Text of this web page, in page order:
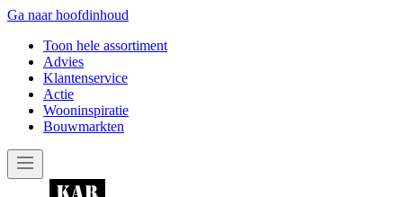
Ga naar hoofdinhoud
Toon hele assortiment
Advies
Klantenservice
Actie
Wooninspiratie
Bouwmarkten